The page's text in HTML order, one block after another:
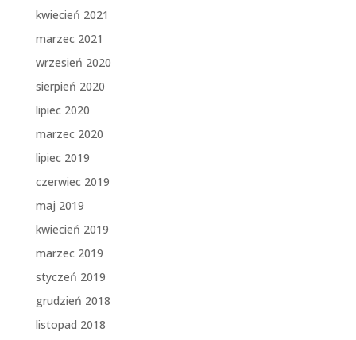
kwiecień 2021
marzec 2021
wrzesień 2020
sierpień 2020
lipiec 2020
marzec 2020
lipiec 2019
czerwiec 2019
maj 2019
kwiecień 2019
marzec 2019
styczeń 2019
grudzień 2018
listopad 2018